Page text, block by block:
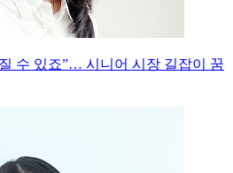
수 있죠”… 시니어 시장 길잡이 꿈